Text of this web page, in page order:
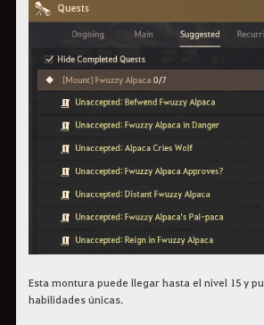
Esta montura puede llegar hasta el nivel 15 y
habilidades únicas.